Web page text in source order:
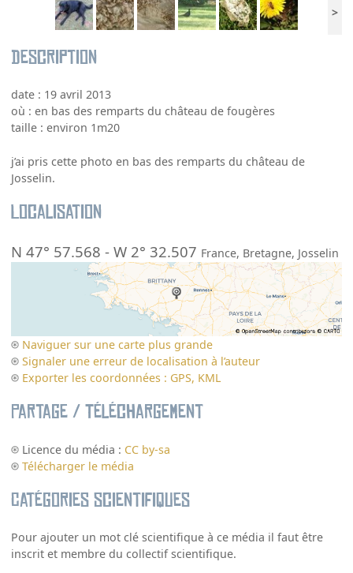
>
Description
date : 19 avril 2013
où : en bas des remparts du château de fougères
taille : environ 1m20
j’ai pris cette photo en bas des remparts du château de
Josselin.
Localisation
N 47° 57.568 -W 2° 32.507 France, Bretagne, Josselin
Naviguer sur une carte plus grande
Signaler une erreur de localisation à l’auteur
Exporter les coordonnées : GPS, KML
Partage / Téléchargement
Licence du média : CC by-sa
Télécharger le média
Catégories scientifiques
Pour ajouter un mot clé scientifique à ce média il faut être
inscrit et membre du collectif scientifique.